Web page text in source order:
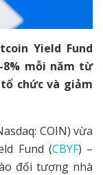
Yield Fund
8% mỗi năm từ
chức và giảm
COIN) vừa
Fund (CBYF) –
đối tượng nhà